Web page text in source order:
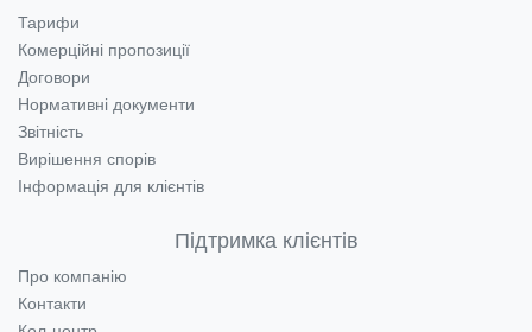
Тарифи
Комерційні пропозиції
Договори
Нормативні документи
Звітність
Вирішення спорів
Інформація для клієнтів
Підтримка клієнтів
Про компанію
Контакти